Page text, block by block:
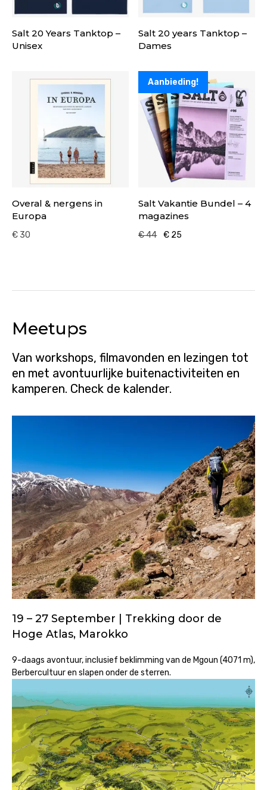
Salt 20 Years Tanktop –
Unisex
Salt 20 years Tanktop –
Dames
Overal & nergens in
Europa
€ 30
Aanbieding!
Salt Vakantie Bundel – 4
magazines
€44
Oorspronkelijke
€ 25
Meetups
Van workshops, filmavonden en lezingen tot
en met avontuurlijke buitenactiviteiten en
kamperen. Check de kalender.
19 – 27 September | Trekking door de
Hoge Atlas, Marokko
9-daags avontuur, inclusief beklimming van de Mgoun (4071 m),
Berbercultuur en slapen onder de sterren.